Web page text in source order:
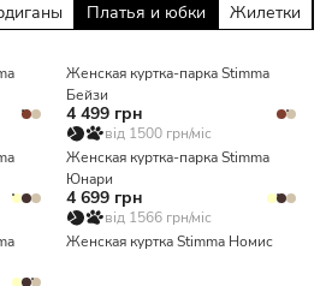
Платья и юбки Жилетки
Женская куртка-парка Stimma
Бейзи
4 499 грн
від 1500 грн/міс
Женская куртка-парка Stimma
Юнари
4 699 грн
від 1566 грн/міс
Женская куртка Stimma Номис